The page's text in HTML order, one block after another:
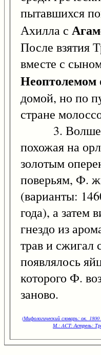
пытавшихся
Ахилла с
После взятия
вместе с
Неоптолемом
домой, но по
стране
3.
похожая на
золотым
поверьям, Ф.
(варианты:
года), а затем
гнездо из
трав и сжигал
появлялось
которого Ф.
заново.
(Мифологический словарь: ок.
М.: ACT: Астрель: